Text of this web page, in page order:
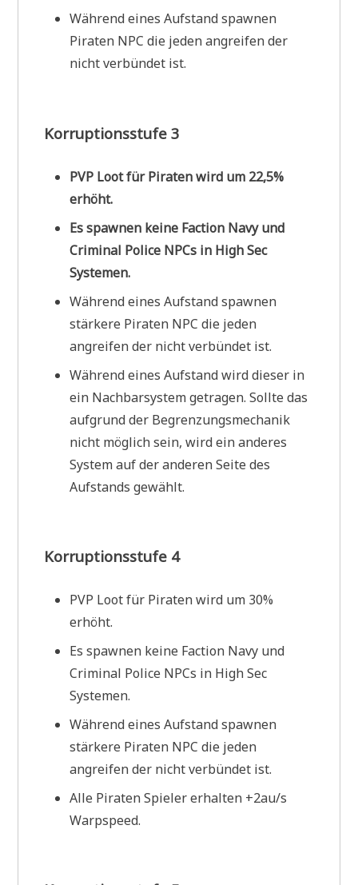
Während eines Aufstand spawnen
Piraten NPC die jeden angreifen der
nicht verbündet ist.
Korruptionsstufe 3
PVP Loot für Piraten wird um 22,5%
erhöht.
Es spawnen keine Faction Navy und
Criminal Police NPCs in High Sec
Systemen.
Während eines Aufstand spawnen
stärkere Piraten NPC die jeden
angreifen der nicht verbündet ist.
Während eines Aufstand wird dieser in
ein Nachbarsystem getragen. Sollte das
aufgrund der Begrenzungsmechanik
nicht möglich sein, wird ein anderes
System auf der anderen Seite des
Aufstands gewählt.
Korruptionsstufe 4
PVP Loot für Piraten wird um 30%
erhöht.
Es spawnen keine Faction Navy und
Criminal Police NPCs in High Sec
Systemen.
Während eines Aufstand spawnen
stärkere Piraten NPC die jeden
angreifen der nicht verbündet ist.
Alle Piraten Spieler erhalten +2au/s
Warpspeed.